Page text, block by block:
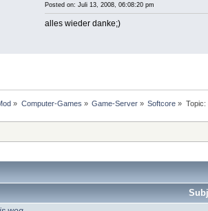
Posted on: Juli 13, 2008, 06:08:20 pm
alles wieder danke;)
» Computer-Games » Game-Server» Softcore » Topic: